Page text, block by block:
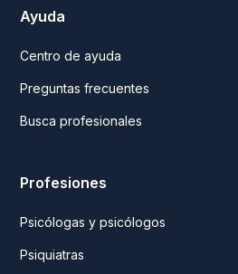
Ayuda
Centro de ayuda
Preguntas frecuentes
Busca profesionales
Profesiones
Psicólogas y psicólogos
Psiquiatras